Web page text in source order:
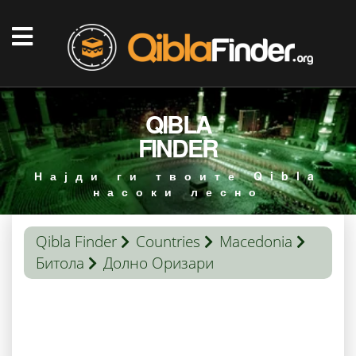
QIBLA
FINDER
Најди ги твоите Qibla
насоки лесно
Qibla Finder Countries
Macedonia
Битола
Долно Оризари